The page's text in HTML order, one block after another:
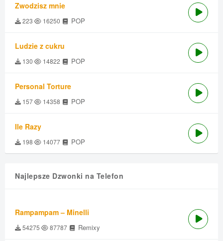
Zwodzisz mnie
223 16250 POP
Ludzie z cukru
130 14822 POP
Personal Torture
157 14358 POP
Ile Razy
198 14077 POP
Najlepsze Dzwonki na Telefon
Rampampam – Minelli
54275 87787 Remixy